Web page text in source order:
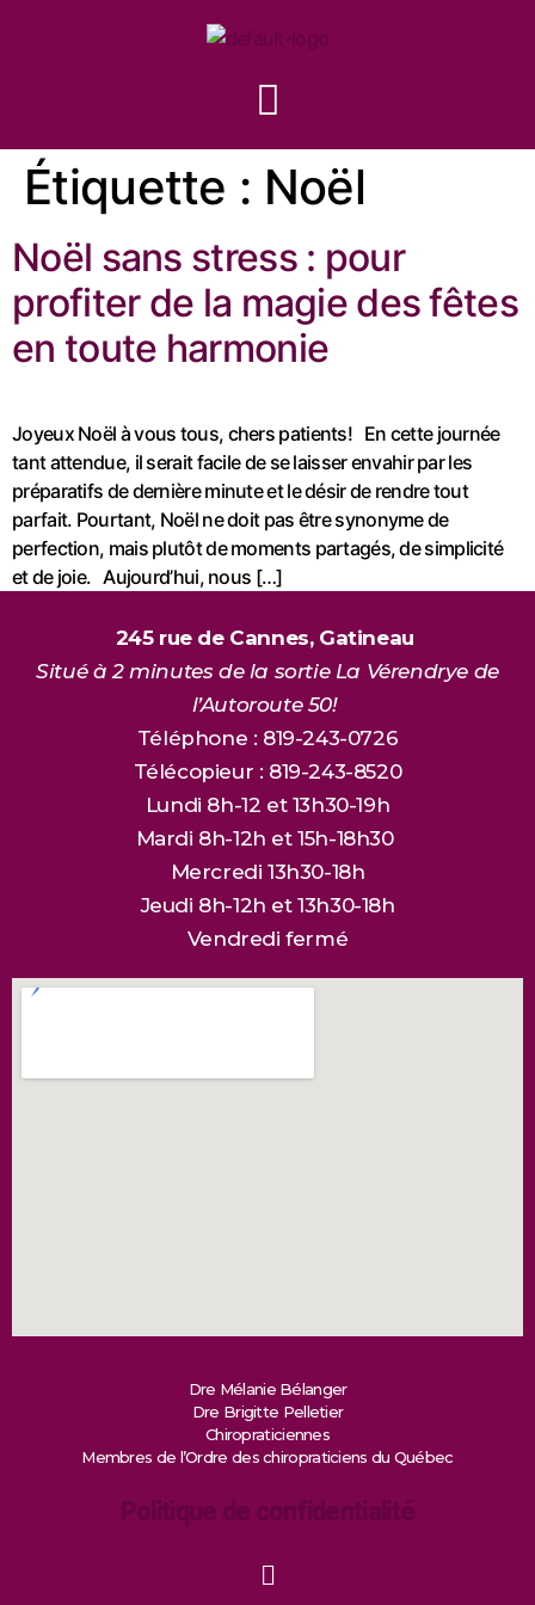
Étiquette : Noël
Noël sans stress : pour
profiter de la magie des fêtes
en toute harmonie
Joyeux Noël à vous tous, chers patients! En cette journée
tant attendue, il serait facile de se laisser envahir par les
préparatifs de dernière minute et le désir de rendre tout
parfait. Pourtant, Noël ne doit pas être synonyme de
perfection, mais plutôt de moments partagés, de simplicité
et de joie. Aujourd’hui, nous […]
245 rue de Cannes, Gatineau
Situé à 2 minutes de la sortie La Vérendrye de
l’Autoroute 50!
Téléphone : 819-243-0726
Télécopieur : 819-243-8520
Lundi 8h-12 et 13h30-19h
Mardi 8h-12h et 15h-18h30
Mercredi 13h30-18h
Jeudi 8h-12h et 13h30-18h
Vendredi fermé
Dre Mélanie Bélanger
Dre Brigitte Pelletier
Chiropraticiennes
Membres de l’Ordre des chiropraticiens du Québec
Politique de confidentialité